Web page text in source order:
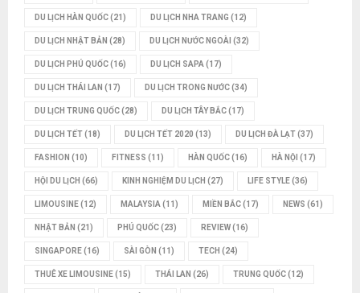
DU LỊCH HÀN QUỐC(21) DU LỊCH NHA TRANG (12)
DU LỊCH NHẬT BẢN (28) DU LỊCH NƯỚC NGOÀI (32)
DU LỊCH PHÚ QUỐC(16) DU LỊCH SAPA(17)
DU LỊCH THÁI LAN (17) DU LỊCH TRONG NƯỚC(34)
DU LỊCH TRUNG QUỐC(28) DU LỊCH TÂY BẮC(17)
DU LỊCH TẾT(18) DU LỊCH TẾT 2020 (13) DU LỊCH ĐÀ LẠT(37)
FASHION (10) FITNESS (11) HÀN QUỐC(16) HÀ NỘI (17)
HỘI DU LỊCH (66) KINH NGHIỆM DU LỊCH (27) LIFE STYLE(36)
LIMOUSINE(12) MALAYSIA(11) MIỀN BẮC(17) NEWS (61)
NHẬT BẢN (21) PHÚ QUỐC(23) REVIEW(16)
SINGAPORE(16) SÀI GÒN (11) TECH (24)
THUÊ XE LIMOUSINE(15) THÁI LAN (26) TRUNG QUỐC(12)